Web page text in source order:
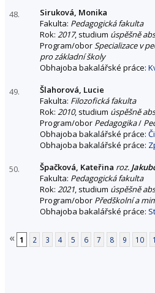
48.
Siruková, Monika
Fakulta: Pedagogická fakulta
Rok: 2017, studium úspěšně
Program/oborSpecializace v
pro základní školy
Obhajoba bakalářské práce:
49.
Šlahorová, Lucie
Fakulta: Filozofická fakulta
Rok: 2010, studium úspěšně
Program/obor Pedagogika/
Obhajoba bakalářské práce:
Obhajoba bakalářské práce:
50. Špačková, Kateřina roz.
Fakulta: Pedagogická fakulta
Rok: 2021, studium úspěšně
Program/obor Předškolní a
Obhajoba bakalářské práce:
« 1 2 3 4 5 6 7 8 9 10